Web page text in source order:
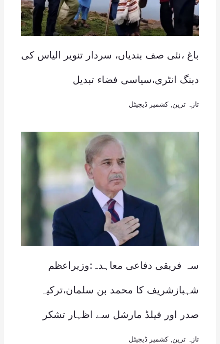
باغ ،نئی صف بندیاں، سردار تنویر الیاس کی
دبنگ انٹری،سیاسی فضاء تبدیل
تازہ ترین کشمیر ڈیجیٹل
سہ فریقی دفاعی معاہدہ:وزیراعظم
شہبازشریف کا محمد بن سلمان،ترکیہ
صدر اور فیلڈ مارشل سے اظہار تشکر
تازہ ترین کشمیر ڈیجیٹل